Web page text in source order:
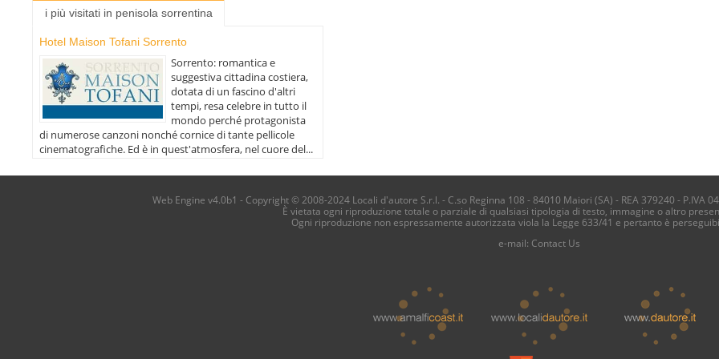
i più visitati in penisola sorrentina
Hotel Maison Tofani Sorrento
Sorrento: romantica e
suggestiva cittadina costiera,
dotata di un fascino d'altri
tempi, resa celebre in tutto il
mondo perché protagonista
di numerose canzoni nonché cornice di tante pellicole
cinematografiche. Ed è in quest'atmosfera, nel cuore del...
Web Engine v4.0b1 - Copyright © 2008-2024 Locali d'autore S.r.l. - C.so Reginna 108 - 84010 Maiori (SA) - REA 379240 - P.IVA
È vietata ogni riproduzione totale o parziale di qualsiasi tipologia di testo, immagine o altro
Ogni riproduzione non espressamente autorizzata viola la Legge 633/41 e pertanto è
e-mail: Contact Us